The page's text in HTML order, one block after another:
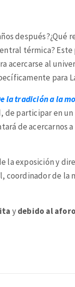
después?¿Qué
térmica?
acercarse al
para
la tradición a la
participar en
de acercarnos
la exposición y
coordinador de
ydebido al